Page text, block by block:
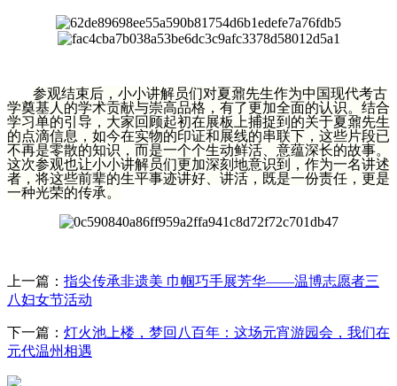
参观结束后，小小讲解员们对夏鼐先生作为中国现代考古
学奠基人的学术贡献与崇高品格，有了更加全面的认识。结合
学习单的引导，大家回顾起初在展板上捕捉到的关于夏鼐先生
的点滴信息，如今在实物的印证和展线的串联下，这些片段已
不再是零散的知识，而是一个个生动鲜活、意蕴深长的故事。
这次参观也让小小讲解员们更加深刻地意识到，作为一名讲述
者，将这些前辈的生平事迹讲好、讲活，既是一份责任，更是
一种光荣的传承。
上一篇： 指尖传承非遗美 巾帼巧手展芳华——温博志愿者三
八妇女节活动
下一篇： 灯火池上楼，梦回八百年：这场元宵游园会，我们在
元代温州相遇